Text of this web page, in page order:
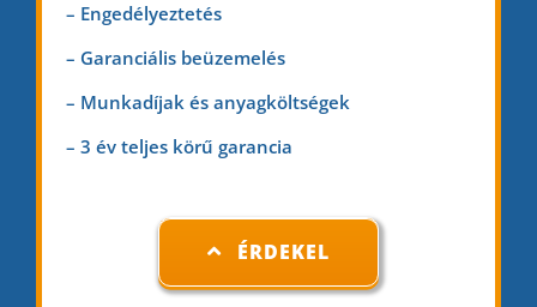
– Engedélyeztetés
– Garanciális beüzemelés
– Munkadíjak és anyagköltségek
– 3 év teljes körű garancia
ÉRDEKEL